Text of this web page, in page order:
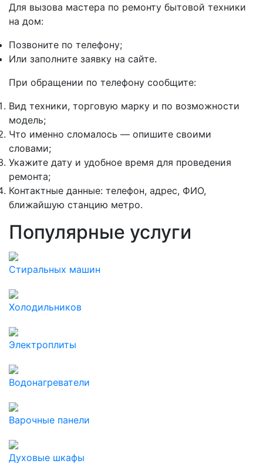
Для вызова мастера по ремонту бытовой техники
на дом:
Позвоните по телефону;
Или заполните заявку на сайте.
При обращении по телефону сообщите:
Вид техники, торговую марку и по возможности
модель;
Что именно сломалось — опишите своими
словами;
Укажите дату и удобное время для проведения
ремонта;
Контактные данные: телефон, адрес, ФИО,
ближайшую станцию метро.
Популярные услуги
Стиральных машин
Холодильников
Электроплиты
Водонагреватели
Варочные панели
Духовые шкафы